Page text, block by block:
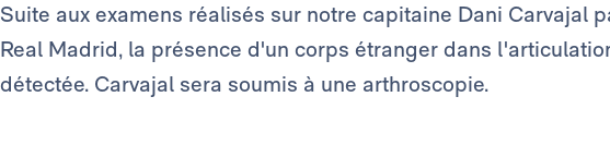
Suite aux examens réalisés sur notre capitaine Dani Carvajal
Real Madrid, la présence d'un corps étranger dans
détectée. Carvajal sera soumis à une arthroscopie.